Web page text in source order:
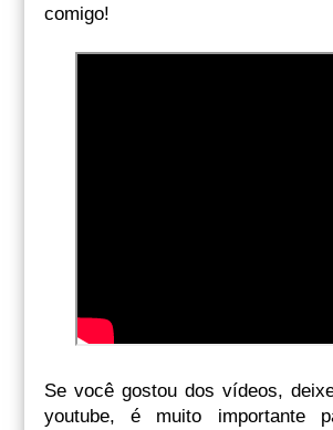
comigo!
Se você gostou dos vídeos,
youtube, é muito importante